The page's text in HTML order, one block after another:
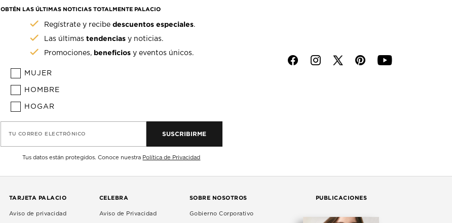
OBTÉN LAS ÚLTIMAS NOTICIAS TOTALMENTE PALACIO
Regístrate y recibedescuentos especiales.
Las últimastendencias y noticias.
Promociones, beneficios y eventos únicos.
MUJER
HOMBRE
HOGAR
TU CORREO ELECTRÓNICO SUSCRIBIRME
Tus datos están protegidos. Conoce nuestra Política de Privacidad
f i p y
TARJETA PALACIO
Aviso de privacidad
CELEBRA
Aviso de Privacidad
SOBRE NOSOTROS
Gobierno Corporativo
PUBLICACIONES